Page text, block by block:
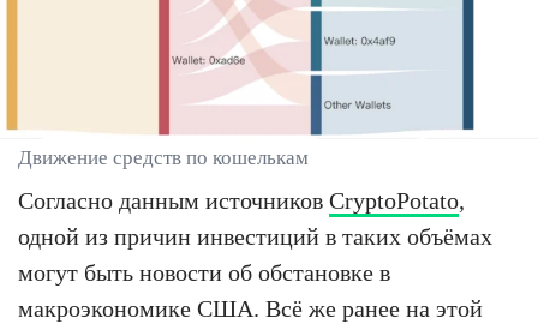
Движение средств по кошелькам
Согласно данным источников CryptoPotato,
одной из причин инвестиций в таких объёмах
могут быть новости об обстановке в
макроэкономике США. Всё же ранее на этой